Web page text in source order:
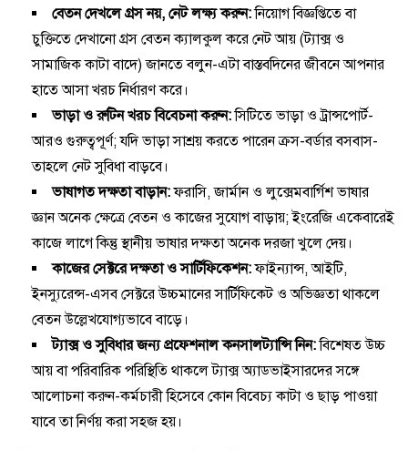
বেতন দেখলে গ্রস নয়, নেট লক্ষ্য করুন:নিয়োগ বিজ্ঞপ্তিতে বা
চুক্তিতে দেখানো গ্রস বেতন ক্যালকুল করে নেট আয় (ট্যাক্স ও
সামাজিক কাটা বাদে) জানতে বলুন-এটা বাস্তবদিনের জীবনে আপনার
হাতে আসা খরচ নির্ধারণ করে।
ভাড়া ও রুটিন খরচ বিবেচনা করুন:সিটিতে ভাড়া ও ট্রান্সপোর্ট-
আরও গুরুত্বপূর্ণ; যদি ভাড়া সাশ্রয় করতে পারেন ক্রস-বর্ডার বসবাস-
তাহলে নেট সুবিধা বাড়বে।
ভাষাগত দক্ষতা বাড়ান:ফরাসি, জার্মান ও লুক্সেমবার্গিশ ভাষার
জ্ঞান অনেক ক্ষেত্রে বেতন ও কাজের সুযোগ বাড়ায়; ইংরেজি একেবারেই
কাজে লাগে কিন্তু স্থানীয় ভাষার দক্ষতা অনেক দরজা খুলে দেয়।
কাজের সেক্টরে দক্ষতা ও সার্টিফিকেশন:ফাইন্যান্স, আইটি,
ইনস্যুরেন্স-এসব সেক্টরে উচ্চমানের সার্টিফিকেট ও অভিজ্ঞতা থাকলে
বেতন উল্লেখযোগ্যভাবে বাড়ে।
ট্যাক্স ও সুবিধার জন্য প্রফেশনাল কনসালট্যান্সি নিন:বিশেষত উচ্চ
আয় বা পরিবারিক পরিস্থিতি থাকলে ট্যাক্স অ্যাডভাইসারদের সঙ্গে
আলোচনা করুন-কর্মচারী হিসেবে কোন বিবেচ্য কাটা ও ছাড় পাওয়া
যাবে তা নির্ণয় করা সহজ হয়।